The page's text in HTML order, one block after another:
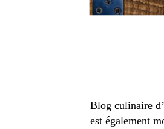
Blog culinaire
est également